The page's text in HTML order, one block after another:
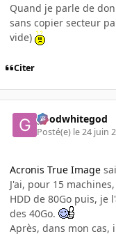
Quand je parle de
sans copier secteur
vide)
Citer
goodwhitegod
Posté(e) le 24 juin
Acronis True Image
J'ai, pour 15
HDD de 80Go puis,
des 40Go.
Après, dans mon